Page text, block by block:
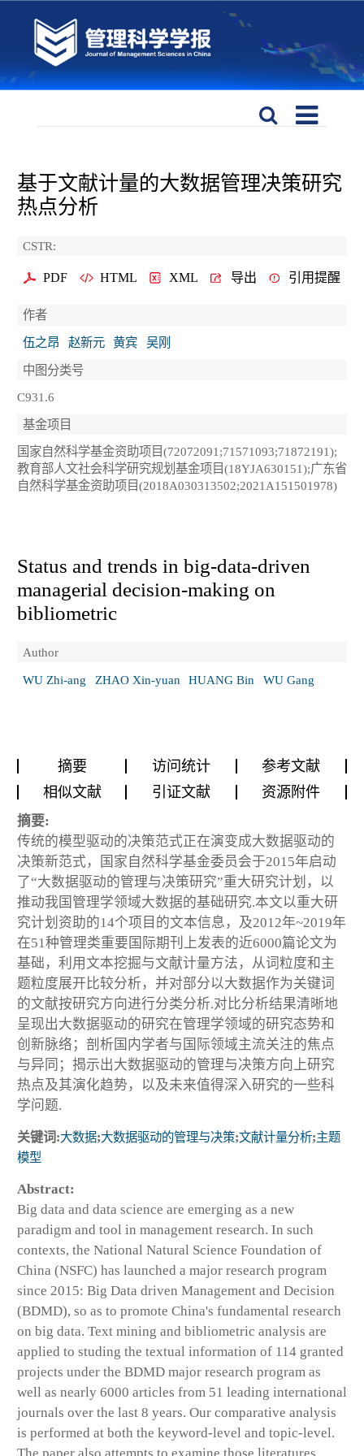
基于文献计量的大数据管理决策研究
热点分析
CSTR:
PDF HTML XML 导出 引用提醒
作者
伍之昂
赵新元 黄宾
吴刚
中图分类号
C931.6
基金项目
国家自然科学基金资助项目(72072091;71571093;71872191);
教育部人文社会科学研究规划基金项目(18YJA630151);广东省
自然科学基金资助项目(2018A030313502;2021A151501978)
Status and trends in big-data-driven
managerial decision-making on
bibliometric
Author
WU Zhi-ang
ZHAO Xin-yuan HUANG Bin WU Gang
摘要 访问统计
参考文献
相似文献
引证文献 资源附件
摘要:
传统的模型驱动的决策范式正在演变成大数据驱动的
决策新范式，国家自然科学基金委员会于2015年启动
了“大数据驱动的管理与决策研究”重大研究计划，以
推动我国管理学领域大数据的基础研究.本文以重大研
究计划资助的14个项目的文本信息，及2012年~2019年
在51种管理类重要国际期刊上发表的近6000篇论文为
基础，利用文本挖掘与文献计量方法，从词粒度和主
题粒度展开比较分析，并对部分以大数据作为关键词
的文献按研究方向进行分类分析.对比分析结果清晰地
呈现出大数据驱动的研究在管理学领域的研究态势和
创新脉络；剖析国内学者与国际领域主流关注的焦点
与异同；揭示出大数据驱动的管理与决策方向上研究
热点及其演化趋势，以及未来值得深入研究的一些科
学问题.
关键词:大数据;大数据驱动的管理与决策;文献计量分析;主题
模型
Abstract:
Big data and data science are emerging as a new
paradigm and tool in management research. In such
contexts, the National Natural Science Foundation of
China (NSFC) has launched a major research program
since 2015: Big Data driven Management and Decision
(BDMD), so as to promote China's fundamental research
on big data. Text mining and bibliometric analysis are
applied to studing the textual information of 114 granted
projects under the BDMD major research program as
well as nearly 6000 articles from 51 leading international
journals over the last 8 years. Our comparative analysis
is performed at both the keyword-level and topic-level.